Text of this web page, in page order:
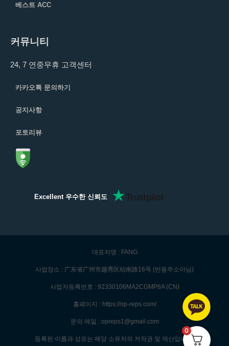
베스트 ACC
커뮤니티
24, 7 연중무휴 고객센터
카카오톡 문의하기
공지사항
포토리뷰
Excellent 우수한 신뢰도
대표자명 : FANG
사업장소 : 广东省广州市越秀区站南路16号 (반품주소아님)
사업자등록번호 : 92330106MA2CGMP8A (CN)
홈페이지 : https://op-reps.com/
문의 메일 : opreps1@gmail.com
등록된 이름과 상표는 해당 소유자의 저작권 및 재산입니다.
0